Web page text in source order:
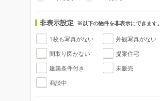
非表示設定 ※以下の物件を非表示にできます。
1枚も写真がない 外観写真がない
間取り図がない 提案住宅
建築条件付き 未販売
商談中